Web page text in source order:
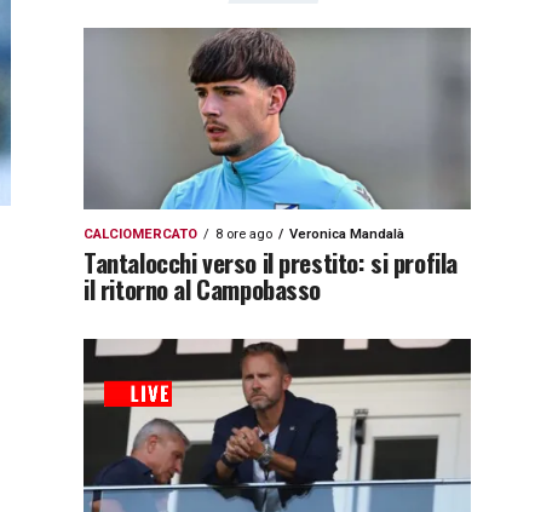
CALCIOMERCATO 8 ore ago Veronica Mandalà
Tantalocchi verso il prestito: si profila
il ritorno al Campobasso